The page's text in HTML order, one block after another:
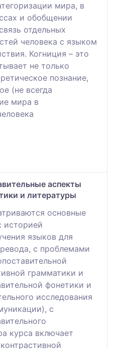
мира, в
и обобщении
отдельных
человека с языком
Когниция – это
не только
познание,
(не всегда
мира в
аспекты
и литературы
основные
историей
языков для
с проблемами
грамматики и
фонетики и
исследования
с
курса включает